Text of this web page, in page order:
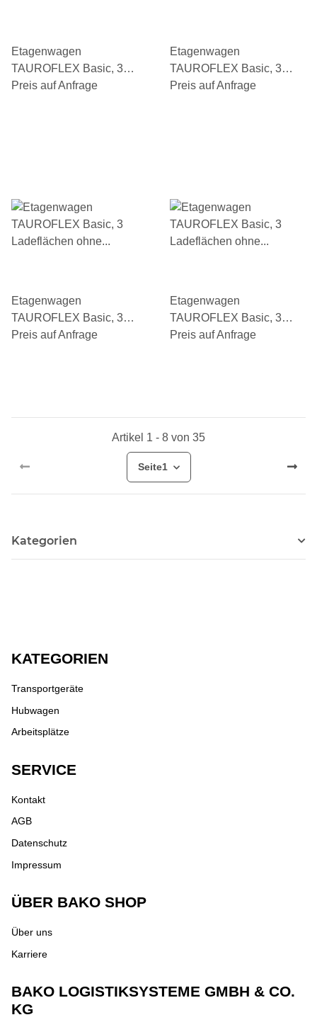
Etagenwagen
TAUROFLEX Basic, 3
Ladeflächen 2 davon mit
Preis auf Anfrage
Etagenwagen
TAUROFLEX Basic, 3
Ladeflächen mit
Preis auf Anfrage
Etagenwagen
TAUROFLEX Basic, 3
Ladeflächen ohne
Preis auf Anfrage
Etagenwagen
TAUROFLEX Basic, 3
Ladeflächen ohne
Preis auf Anfrage
Artikel 1 - 8 von 35
Seite1
Kategorien
KATEGORIEN
Transportgeräte
Hubwagen
Arbeitsplätze
SERVICE
Kontakt
AGB
Datenschutz
Impressum
ÜBER BAKO SHOP
Über uns
Karriere
BAKO LOGISTIKSYSTEME GMBH & CO.
KG